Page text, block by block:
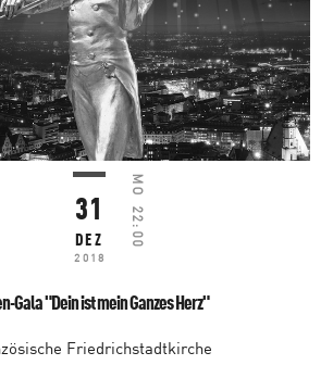
31
DEZ
2018
MO
22:00
Gala "Dein ist mein Ganzes Herz"
Friedrichstadtkirche